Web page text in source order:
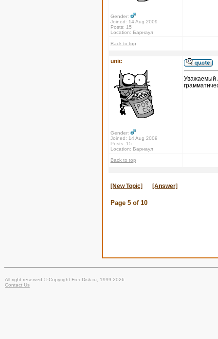
Gender:
Joined: 14 Aug 2009
Posts: 15
Location: Барнаул
Back to top
unic
Gender:
Joined: 14 Aug 2009
Posts: 15
Location: Барнаул
Уважаемый
Back to top
[New Topic] [Answer]
Page 5 of 10
All right reserved © Copyright FreeDisk.ru, 1999-2026
Contact Us